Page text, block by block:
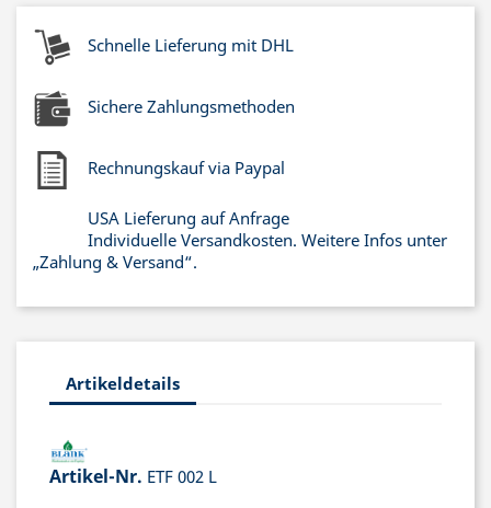
Schnelle Lieferung mit DHL
Sichere Zahlungsmethoden
Rechnungskauf via Paypal
USA Lieferung auf Anfrage
Individuelle Versandkosten. Weitere Infos unter
„Zahlung & Versand“.
Artikeldetails
Artikel-Nr. ETF 002 L